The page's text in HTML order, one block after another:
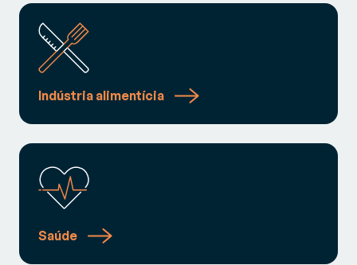
Indústria alimentícia
Saúde